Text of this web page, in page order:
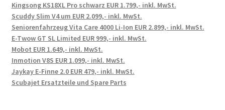
Kingsong KS18XL Pro schwarz EUR 1.799,- inkl. MwSt.
Scuddy Slim V4 um EUR 2.099,- inkl. MwSt.
Seniorenfahrzeug Vita Care 4000 Li-Ion EUR 2.899,- inkl. MwSt.
E-Twow GT SL Limited EUR 999,- inkl. MwSt.
Mobot EUR 1.649,- inkl. MwSt.
Inmotion V8S EUR 1.099,- inkl. MwSt.
Jaykay E-Finne 2.0 EUR 479,- inkl. MwSt.
Scubajet Ersatzteile und Spare Parts